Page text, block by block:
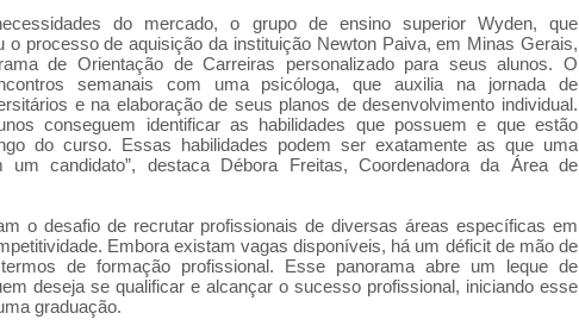
do mercado, o grupo de ensino superior Wyden, que
o processo de aquisição da instituição Newton Paiva, em Minas Gerais,
de Orientação de Carreiras personalizado para seus alunos. O
semanais com uma psicóloga, que auxilia na jornada de
e na elaboração de seus planos de desenvolvimento individual.
conseguem identificar as habilidades que possuem e que estão
do curso. Essas habilidades podem ser exatamente as que uma
um candidato”, destaca Débora Freitas, Coordenadora da Área de
o desafio de recrutar profissionais de diversas áreas específicas em
Embora existam vagas disponíveis, há um déficit de mão de
de formação profissional. Esse panorama abre um leque de
deseja se qualificar e alcançar o sucesso profissional, iniciando esse
graduação.